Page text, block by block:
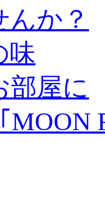
んか？
味
部屋に
MOON